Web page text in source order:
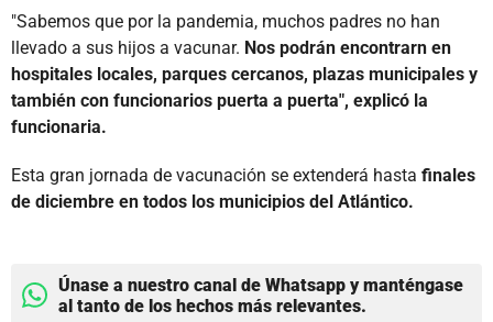
"Sabemos que por la pandemia, muchos padres no han
llevado a sus hijos a vacunar. Nos podrán encontrarn en
hospitales locales, parques cercanos, plazas municipales y
también con funcionarios puerta a puerta", explicó la
funcionaria.
Esta gran jornada de vacunación se extenderá hasta finales
de diciembre en todos los municipios del Atlántico.
Únase a nuestro canal de Whatsapp y manténgase
al tanto de los hechos más relevantes.